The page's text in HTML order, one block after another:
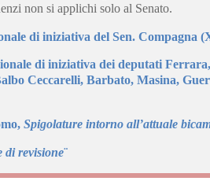
non si applichi solo al Senato.
di iniziativa del Sen. Compagna
di iniziativa dei deputati
Ceccarelli, Barbato, Masina,
Spigolature intorno all’attuale
di revisione¨